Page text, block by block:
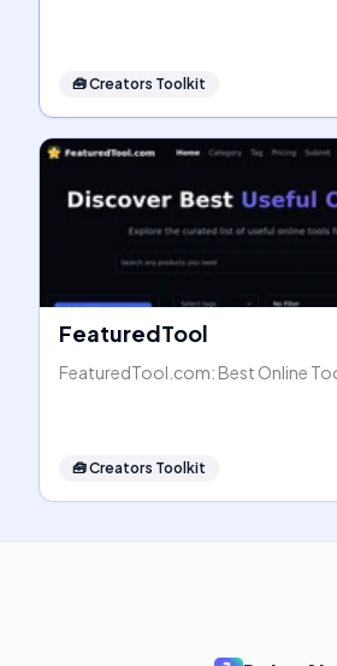
🧰Creators Toolkit
FeaturedTool
FeaturedTool.com: Best Online
🧰Creators Toolkit